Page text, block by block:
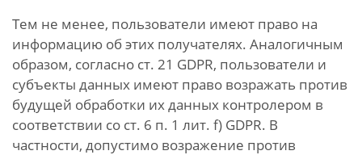
Тем не менее, пользователи имеют право на
информацию об этих получателях. Аналогичным
образом, согласно ст. 21 GDPR, пользователи и
субъекты данных имеют право возражать против
будущей обработки их данных контролером в
соответствии со ст. 6 п. 1 лит. f) GDPR. В
частности, допустимо возражение против